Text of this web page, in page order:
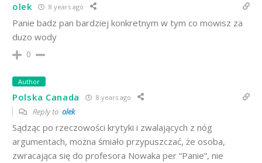
olek 8 years ago
Panie badz pan bardziej konkretnym w tym co mowisz za
duzo wody
0
Author
Polska Canada 8 years ago
Reply to olek
Sądząc po rzeczowości krytyki i zwalających z nóg
argumentach, można śmiało przypuszczać, że osoba,
zwracająca się do profesora Nowaka per “Panie”, nie